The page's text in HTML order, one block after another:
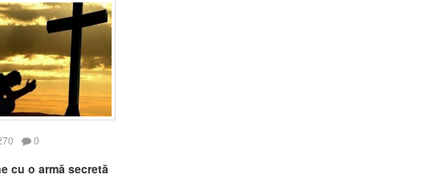
0
cu o armă secretă